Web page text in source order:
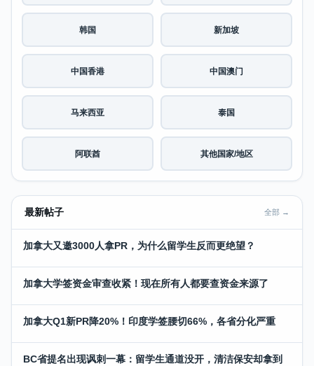
韩国 新加坡
中国香港 中国澳门
马来西亚 泰国
阿联酋 其他国家/地区
最新帖子 全部 →
加拿大又邀3000人拿PR，为什么留学生反而更绝望？
加拿大学签资金审查收紧！现在所有人都要查资金来源了
加拿大Q1新PR降20%！印度学签腰切66%，各省分化严重
BC省提名出现讽刺一幕：留学生通道没开，清洁保安却拿到